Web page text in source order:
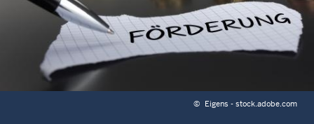
© Eigens - stock.adobe.com